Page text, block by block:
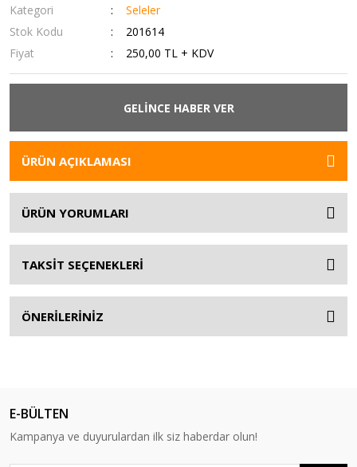
Kategori
Seleler
Stok Kodu
201614
Fiyat
250,00 TL + KDV
GELİNCE HABER VER
ÜRÜN AÇIKLAMASI
ÜRÜN YORUMLARI
TAKSİT SEÇENEKLERİ
ÖNERİLERİNİZ
E-BÜLTEN
Kampanya ve duyurulardan ilk siz haberdar olun!